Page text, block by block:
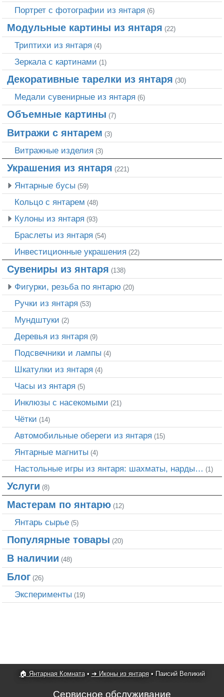
Портрет c фотографии из янтаря (6)
Модульные картины из янтаря (22)
Триптихи из янтаря (4)
Зеркала с картинами (1)
Декоративные тарелки из янтаря (30)
Медали сувенирные из янтаря (6)
Объемные картины (7)
Витражи с янтарем (3)
Витражные изделия (3)
Украшения из янтаря (221)
Янтарные бусы (59)
Кольцо с янтарем (48)
Кулоны из янтаря (93)
Браслеты из янтаря (54)
Инвестиционные украшения (22)
Сувениры из янтаря (138)
Фигурки, резьба по янтарю (20)
Ручки из янтаря (53)
Мундштуки (2)
Деревья из янтаря (9)
Подсвечники и лампы (4)
Шкатулки из янтаря (4)
Часы из янтаря (5)
Инклюзы с насекомыми (21)
Чётки (14)
Автомобильные обереги из янтаря (15)
Янтарные магниты (4)
Настольные игры из янтаря: шахматы, нарды… (1)
Услуги (8)
Мастерам по янтарю (12)
Янтарь сырье (5)
Популярные товары (20)
В наличии (48)
Блог (26)
Эксперименты (19)
🏠 Янтарная Комната• ➜ Иконы из янтаря • Паисий Великий
Сервисное обслуживание